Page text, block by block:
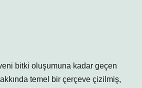
bitki oluşumuna kadar geçen
temel bir çerçeve çizilmiş,